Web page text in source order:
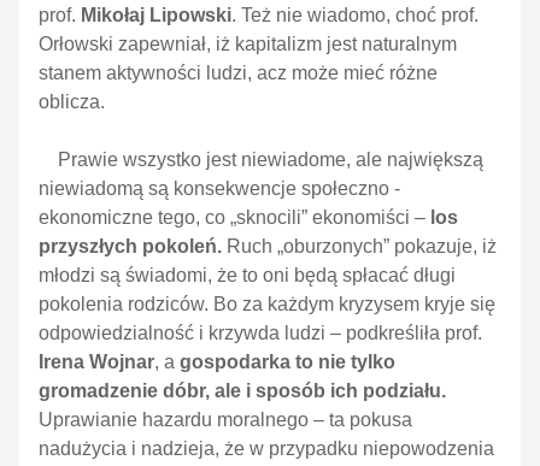
prof. Mikołaj Lipowski. Też nie wiadomo, choć prof.
Orłowski zapewniał, iż kapitalizm jest naturalnym
stanem aktywności ludzi, acz może mieć różne
oblicza.
Prawie wszystko jest niewiadome, ale największą
niewiadomą są konsekwencje społeczno -
ekonomiczne tego, co „sknocili” ekonomiści – los
przyszłych pokoleń. Ruch „oburzonych” pokazuje, iż
młodzi są świadomi, że to oni będą spłacać długi
pokolenia rodziców. Bo za każdym kryzysem kryje się
odpowiedzialność i krzywda ludzi – podkreśliła prof.
Irena Wojnar, a gospodarka to nie tylko
gromadzenie dóbr, ale i sposób ich podziału.
Uprawianie hazardu moralnego – ta pokusa
nadużycia i nadzieja, że w przypadku niepowodzenia